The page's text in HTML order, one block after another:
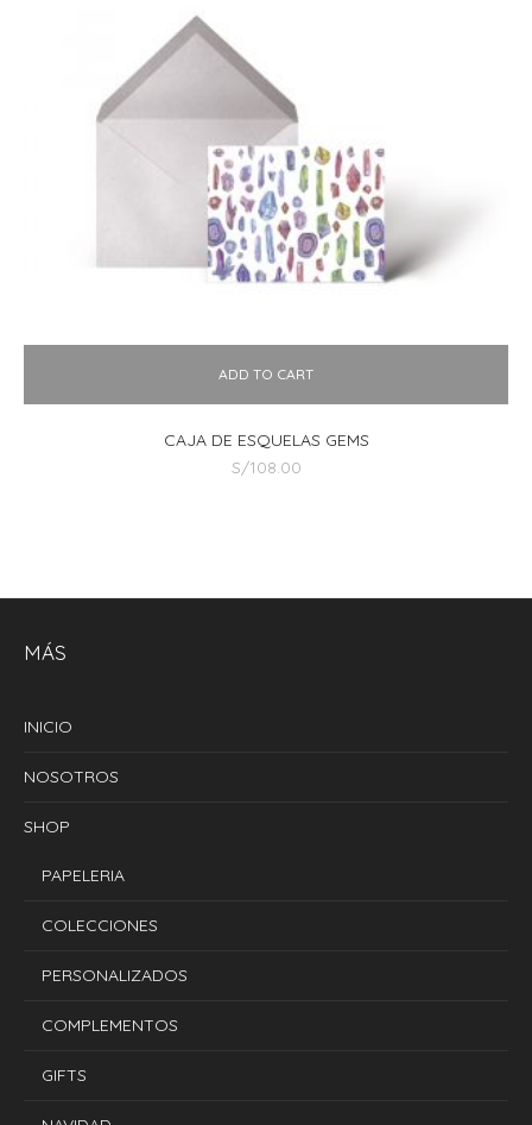
ADD TO CART
CAJA DE ESQUELAS GEMS
S/108.00
MÁS
INICIO
NOSOTROS
SHOP
PAPELERIA
COLECCIONES
PERSONALIZADOS
COMPLEMENTOS
GIFTS